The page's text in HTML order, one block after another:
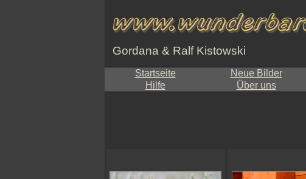
Gordana & Ralf Kistowski
Startseite Neue Bilder
Hilfe
Über uns